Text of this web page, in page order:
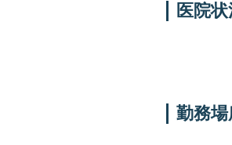
医院
勤務